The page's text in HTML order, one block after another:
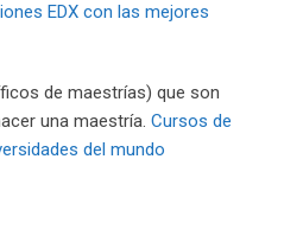
EDX con las mejores
de maestrías) que son
una maestría. Cursos de
del mundo